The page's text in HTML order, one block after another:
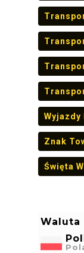
Wyjazdy
Znak
Święta
Waluta